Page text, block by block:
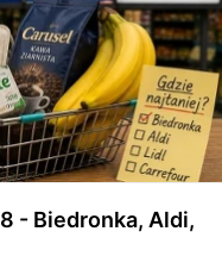
- Biedronka, Aldi,